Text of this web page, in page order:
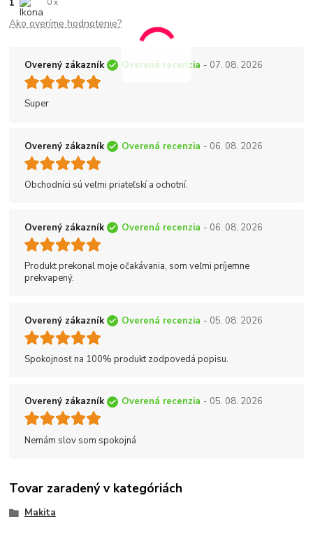
1 0 x
Ako overíme hodnotenie?
Overený zákazník Overená recenzia - 07. 08. 2026
Super
Overený zákazník Overená recenzia - 06. 08. 2026
Obchodníci sú veľmi priateľskí a ochotní.
Overený zákazník Overená recenzia - 06. 08. 2026
Produkt prekonal moje očakávania, som veľmi príjemne
prekvapený.
Overený zákazník Overená recenzia - 05. 08. 2026
Spokojnosť na 100% produkt zodpovedá popisu.
Overený zákazník Overená recenzia - 05. 08. 2026
Nemám slov som spokojná
Tovar zaradený v kategóriách
Makita